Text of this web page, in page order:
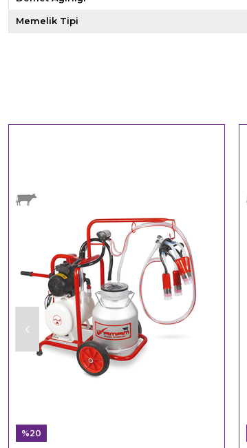
Memelik Tipi
%20